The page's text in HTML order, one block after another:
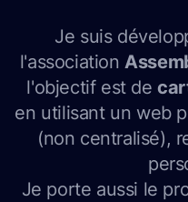
Je suis
l'association
l'objectif est de
en utilisant un web
(non centralisé),
Je porte aussi le